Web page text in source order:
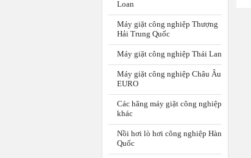
Loan
Máy giặt công nghiệp Thượng
Hải Trung Quốc
Máy giặt công nghiệp Thái Lan
Máy giặt công nghiệp Châu Âu
EURO
Các hãng máy giặt công nghiệp
khác
Nồi hơi lò hơi công nghiệp Hàn
Quốc